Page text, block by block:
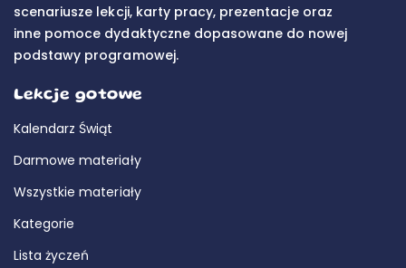
scenariusze lekcji, karty pracy, prezentacje oraz
inne pomoce dydaktyczne dopasowane do nowej
podstawy programowej.
Lekcje gotowe
Kalendarz Świąt
Darmowe materiały
Wszystkie materiały
Kategorie
Lista życzeń